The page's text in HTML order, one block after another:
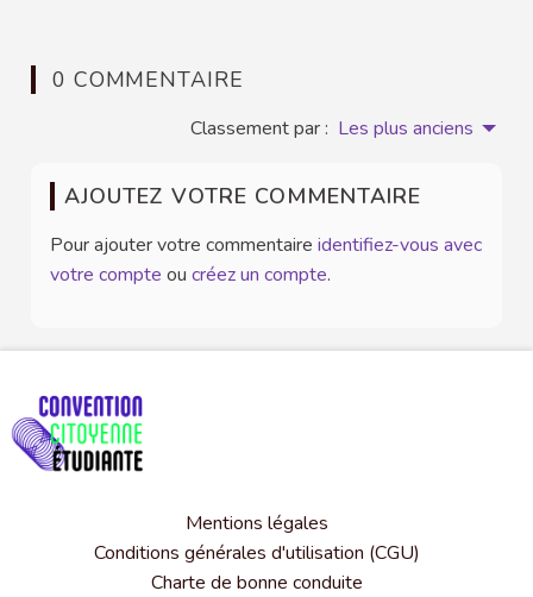
0 COMMENTAIRE
Classement par : Les plus anciens
AJOUTEZ VOTRE COMMENTAIRE
Pour ajouter votre commentaire identifiez-vous avec
votre compte ou créez un compte.
Mentions légales
Conditions générales d'utilisation (CGU)
Charte de bonne conduite